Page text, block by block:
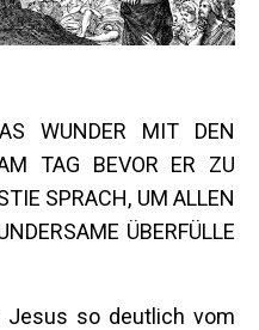
WUNDER MIT DEN
TAG BEVOR ER ZU
SPRACH, UM ALLEN
ÜBERFÜLLE
Jesus so deutlich vom